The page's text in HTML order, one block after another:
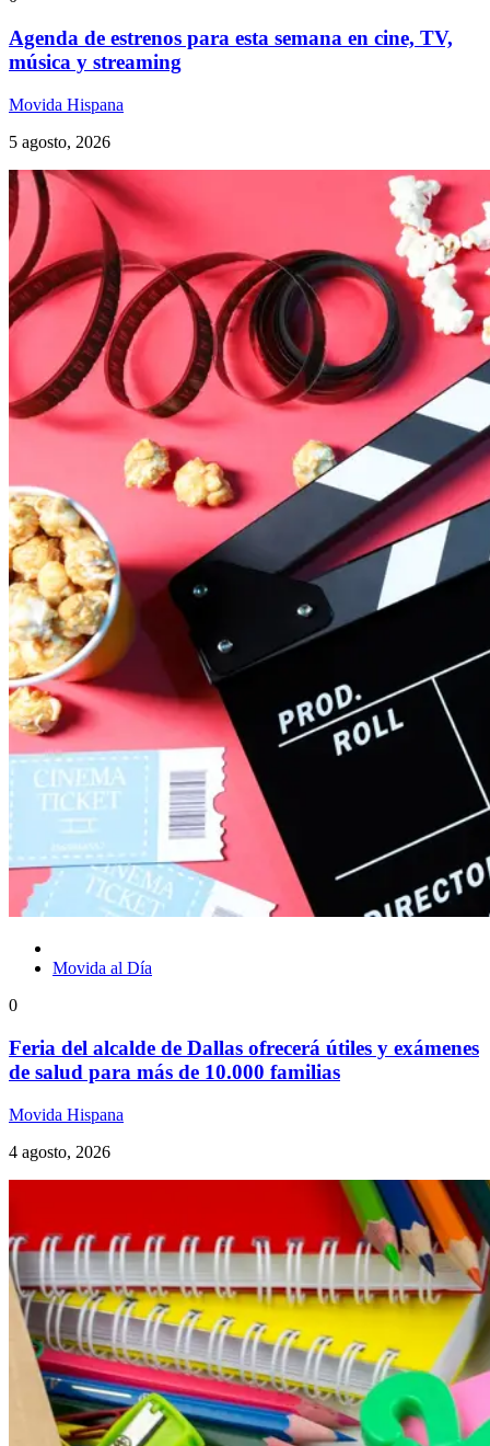
Agenda de estrenos para esta semana en cine, TV,
música y streaming
Movida Hispana
5 agosto, 2026
Movida al Día
0
Feria del alcalde de Dallas ofrecerá útiles y exámenes
de salud para más de 10.000 familias
Movida Hispana
4 agosto, 2026